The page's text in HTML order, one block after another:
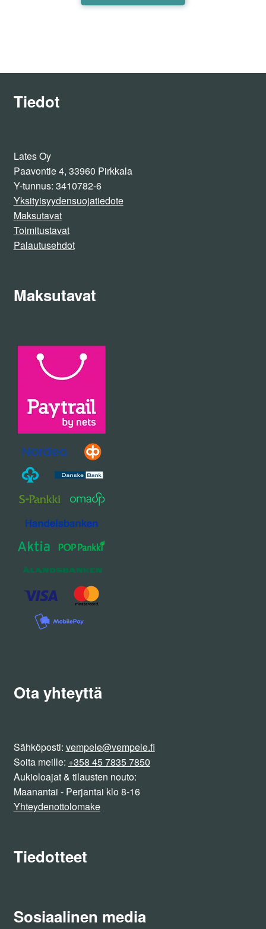
Tiedot
Lates Oy
Paavontie 4, 33960 Pirkkala
Y-tunnus: 3410782-6
Yksityisyydensuojatiedote
Maksutavat
Toimitustavat
Palautusehdot
Maksutavat
Ota yhteyttä
Sähköposti: vempele@vempele.fi
Soita meille: +358 45 7835 7850
Aukioloajat & tilausten nouto:
Maanantai - Perjantai klo 8-16
Yhteydenottolomake
Tiedotteet
Sosiaalinen media